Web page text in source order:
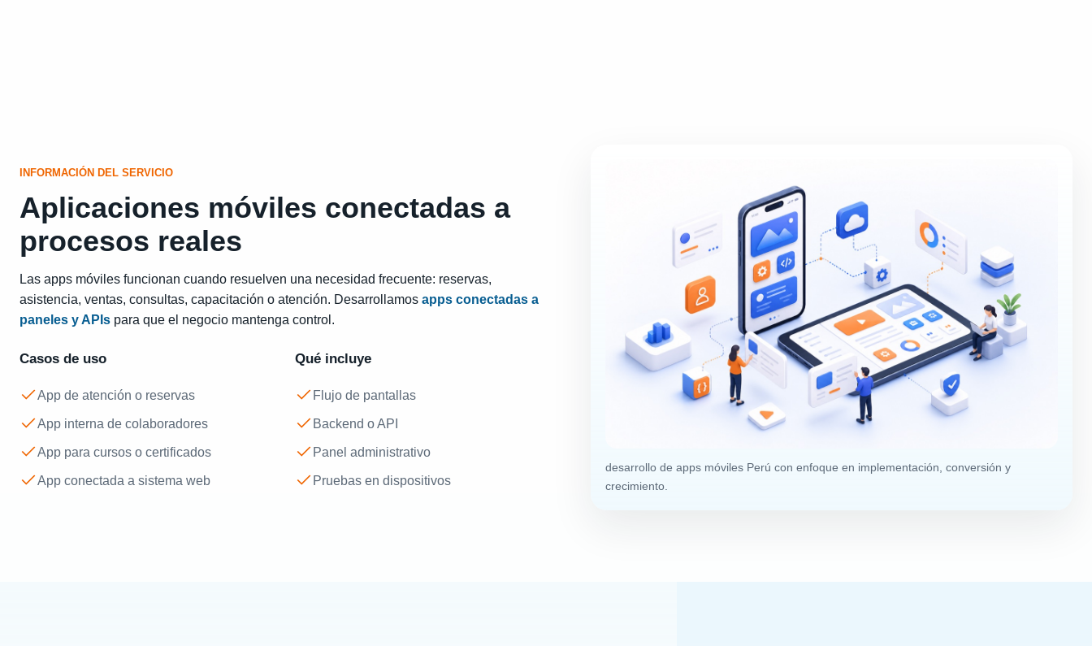
INFORMACIÓN DEL SERVICIO
Aplicaciones móviles conectadas a
procesos reales
Las apps móviles funcionan cuando resuelven una necesidad frecuente: reservas,
asistencia, ventas, consultas, capacitación o atención. Desarrollamos apps conectadas a
paneles y APIs para que el negocio mantenga control.
Casos de uso
App de atención o reservas
App interna de colaboradores
App para cursos o certificados
App conectada a sistema web
Qué incluye
Flujo de pantallas
Backend o API
Panel administrativo
Pruebas en dispositivos
desarrollo de apps móviles Perú con enfoque en implementación, conversión y
crecimiento.